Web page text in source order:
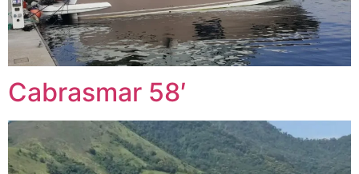
Cabrasmar 58′